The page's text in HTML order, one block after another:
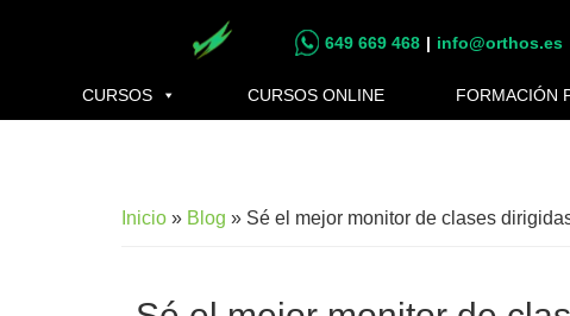
contenido
principal
de
649 669 468 | info@orthos.es
CURSOS CURSOS ONLINE FORMACIÓN
Inicio » Blog » Sé el mejor monitor de clases